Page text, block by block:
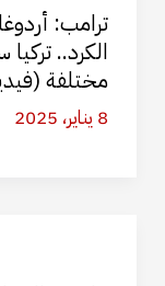
ترامب:
الكرد..
مختلفة
8 يناير، 2025